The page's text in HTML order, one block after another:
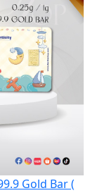
Gold Bar (